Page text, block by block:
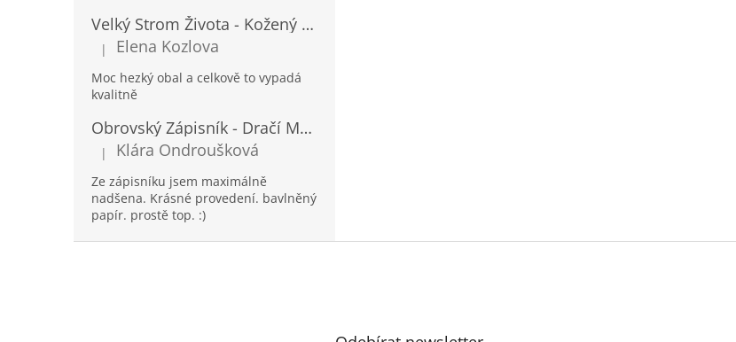
Velký Strom Života - Kožený Zápisník se Šňůrkou a Kamínkem - 20x16x2cm - 160 Stran
Hodnocení produktu je 5 z 5 hvězdiček.
| Elena Kozlova
Moc hezký obal a celkově to vypadá
kvalitně
Obrovský Zápisník - Dračí Mandala s Chakra Kameny - 100 Stran - 25x34cm
Hodnocení produktu je 5 z 5 hvězdiček.
| Klára Ondroušková
Ze zápisníku jsem maximálně
nadšena. Krásné provedení. bavlněný
papír. prostě top. :)